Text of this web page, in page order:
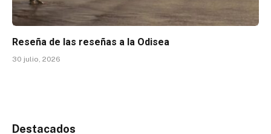
Reseña de las reseñas a la Odisea
30 julio, 2026
Destacados